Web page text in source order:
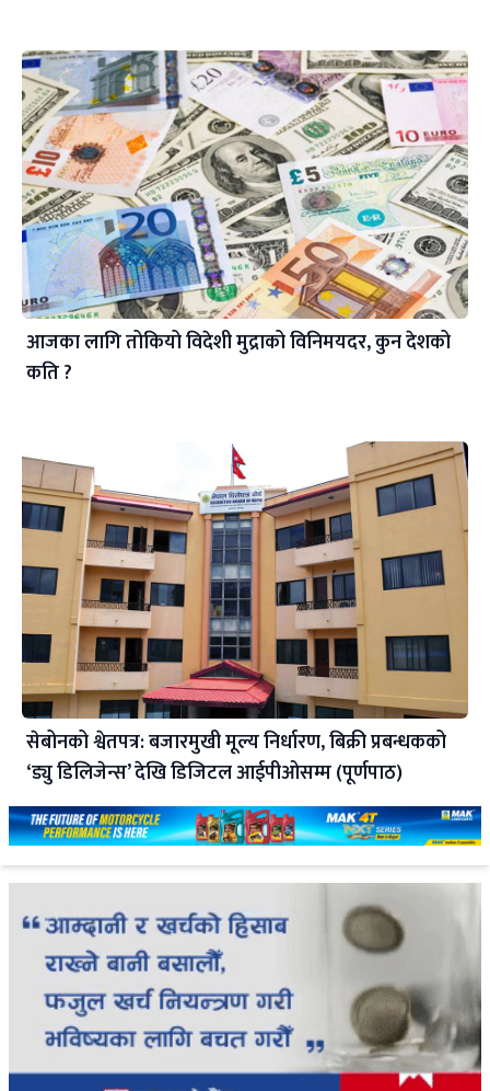
आजका लागि तोकियो विदेशी मुद्राको विनिमयदर, कुन देशको
कति ?
सेबोनको श्वेतपत्र: बजारमुखी मूल्य निर्धारण, बिक्री प्रबन्धकको
‘ड्यु डिलिजेन्स’ देखि डिजिटल आईपीओसम्म (पूर्णपाठ)